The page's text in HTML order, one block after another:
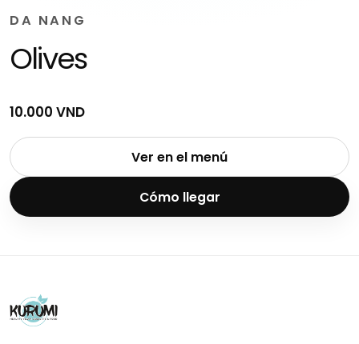
DA NANG
Olives
10.000 VND
Ver en el menú
Cómo llegar